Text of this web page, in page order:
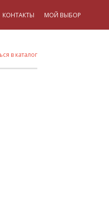
КОНТАКТЫ МОЙ ВЫБОР
в каталог